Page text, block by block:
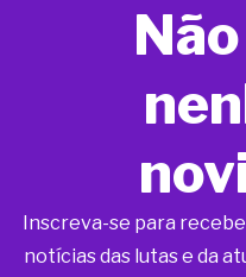
Inscreva-se para
notícias das lutas e da